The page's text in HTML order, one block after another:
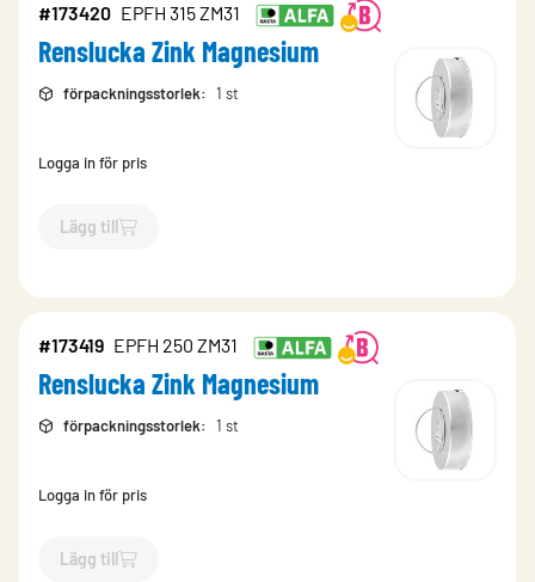
#173420 EPFH 315 ZM31
Renslucka Zink Magnesium
förpackningsstorlek: 1 st
Logga in för pris
Lägg till
`$Lägg till
#173419 EPFH 250 ZM31
Renslucka Zink Magnesium
förpackningsstorlek: 1 st
Logga in för pris
Lägg till
`$Lägg till